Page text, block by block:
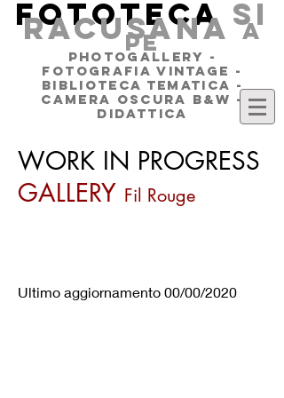
FOTOTECA SI
RACUSANAa
pe
PHOTOGALLERY -
FOTOGRAFIA VINTAGE -
BIBLIOTECA TEMATICA -
CAMERA OSCURA B&W -
DIDATTICA
WORK IN PROGRESS
GALLERY Fil Rouge
Ultimo aggiornamento 00/00/2020